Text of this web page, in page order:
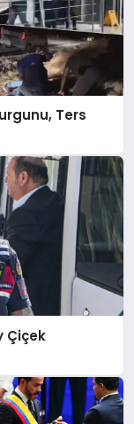
Ters
Çiçek